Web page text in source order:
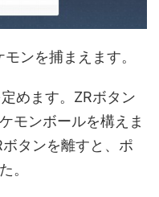
ンを捕まえます。
めます。ZRボタン
モンボールを構えま
タンを離すと、ポ
。